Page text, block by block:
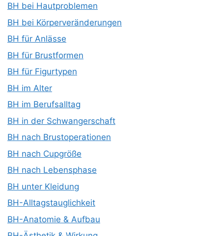
BH bei Hautproblemen
BH bei Körperveränderungen
BH für Anlässe
BH für Brustformen
BH für Figurtypen
BH im Alter
BH im Berufsalltag
BH in der Schwangerschaft
BH nach Brustoperationen
BH nach Cupgröße
BH nach Lebensphase
BH unter Kleidung
BH-Alltagstauglichkeit
BH-Anatomie & Aufbau